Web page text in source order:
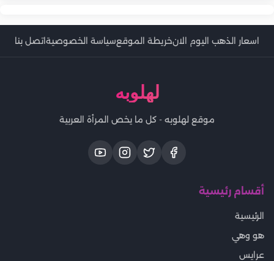
اسعار الذهب اليوم الانخريطة الموقعسياسة الخصوصيةاتصل بنا
لهلوبه
موقع لهلوبه - كل ما يخص المرأة العربية
أقسام رئيسية
الرئيسية
هو وهي
عرايس